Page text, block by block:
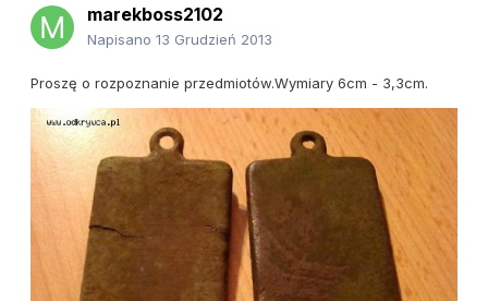
marekboss2102
Napisano 13 Grudzień 2013
Proszę o rozpoznanie przedmiotów.Wymiary 6cm - 3,3cm.